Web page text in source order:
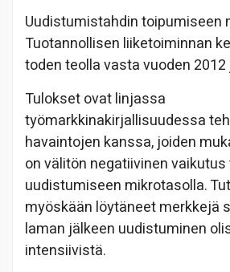
Uudistumistahdin toipumiseen
Tuotannollisen liiketoiminnan
toden teolla vasta vuoden 2012
Tulokset ovat linjassa
työmarkkinakirjallisuudessa
havaintojen kanssa, joiden
on välitön negatiivinen
uudistumiseen mikrotasolla.
myöskään löytäneet merkkejä
laman jälkeen uudistuminen
intensiivistä.